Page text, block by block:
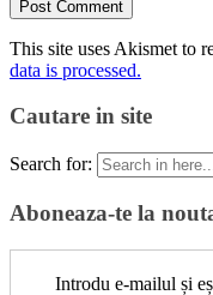
This site uses Akismet to
data is processed.
Cautare in site
Search for:
Aboneaza-te la
Introdu e-mailul și